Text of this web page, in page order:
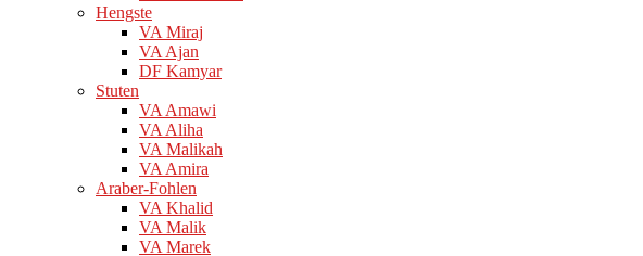
Hengste
VA Miraj
VA Ajan
DF Kamyar
Stuten
VA Amawi
VA Aliha
VA Malikah
VA Amira
Araber-Fohlen
VA Khalid
VA Malik
VA Marek